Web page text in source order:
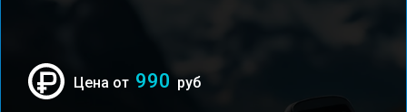
Цена от 990 руб